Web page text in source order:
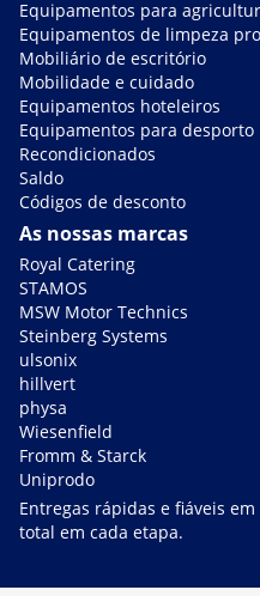
Equipamentos para
Equipamentos de limpeza
Mobiliário de escritório
Mobilidade e cuidado
Equipamentos hoteleiros
Equipamentos para desporto
Recondicionados
Saldo
Códigos de desconto
As nossas marcas
Royal Catering
STAMOS
MSW Motor Technics
Steinberg Systems
ulsonix
hillvert
physa
Wiesenfield
Fromm & Starck
Uniprodo
Entregas rápidas e fiáveis
total em cada etapa.